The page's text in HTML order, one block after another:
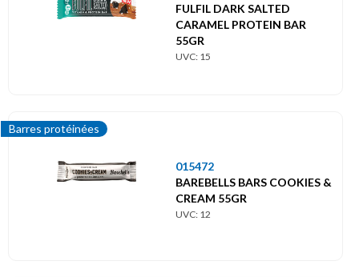
FULFIL DARK SALTED
CARAMEL PROTEIN BAR
55GR
UVC: 15
Barres protéinées
015472
BAREBELLS BARS COOKIES &
CREAM 55GR
UVC: 12